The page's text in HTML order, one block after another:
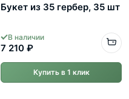
Букет из 35 гербер, 35 шт
В наличии
7 210 ₽
Купить в 1 клик